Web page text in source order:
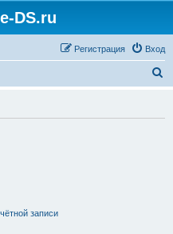
DS.ru
Вход
Регистрация
записи